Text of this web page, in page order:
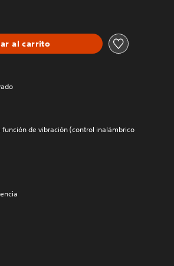
al carrito
función de vibración (control inalámbrico